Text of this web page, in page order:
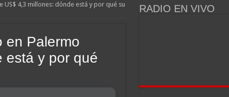
4,3 millones: dónde está y por qué su
en Palermo
está y por qué
RADIO EN VIVO